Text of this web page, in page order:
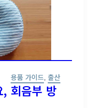
용품 가이드,출산
회음부 방